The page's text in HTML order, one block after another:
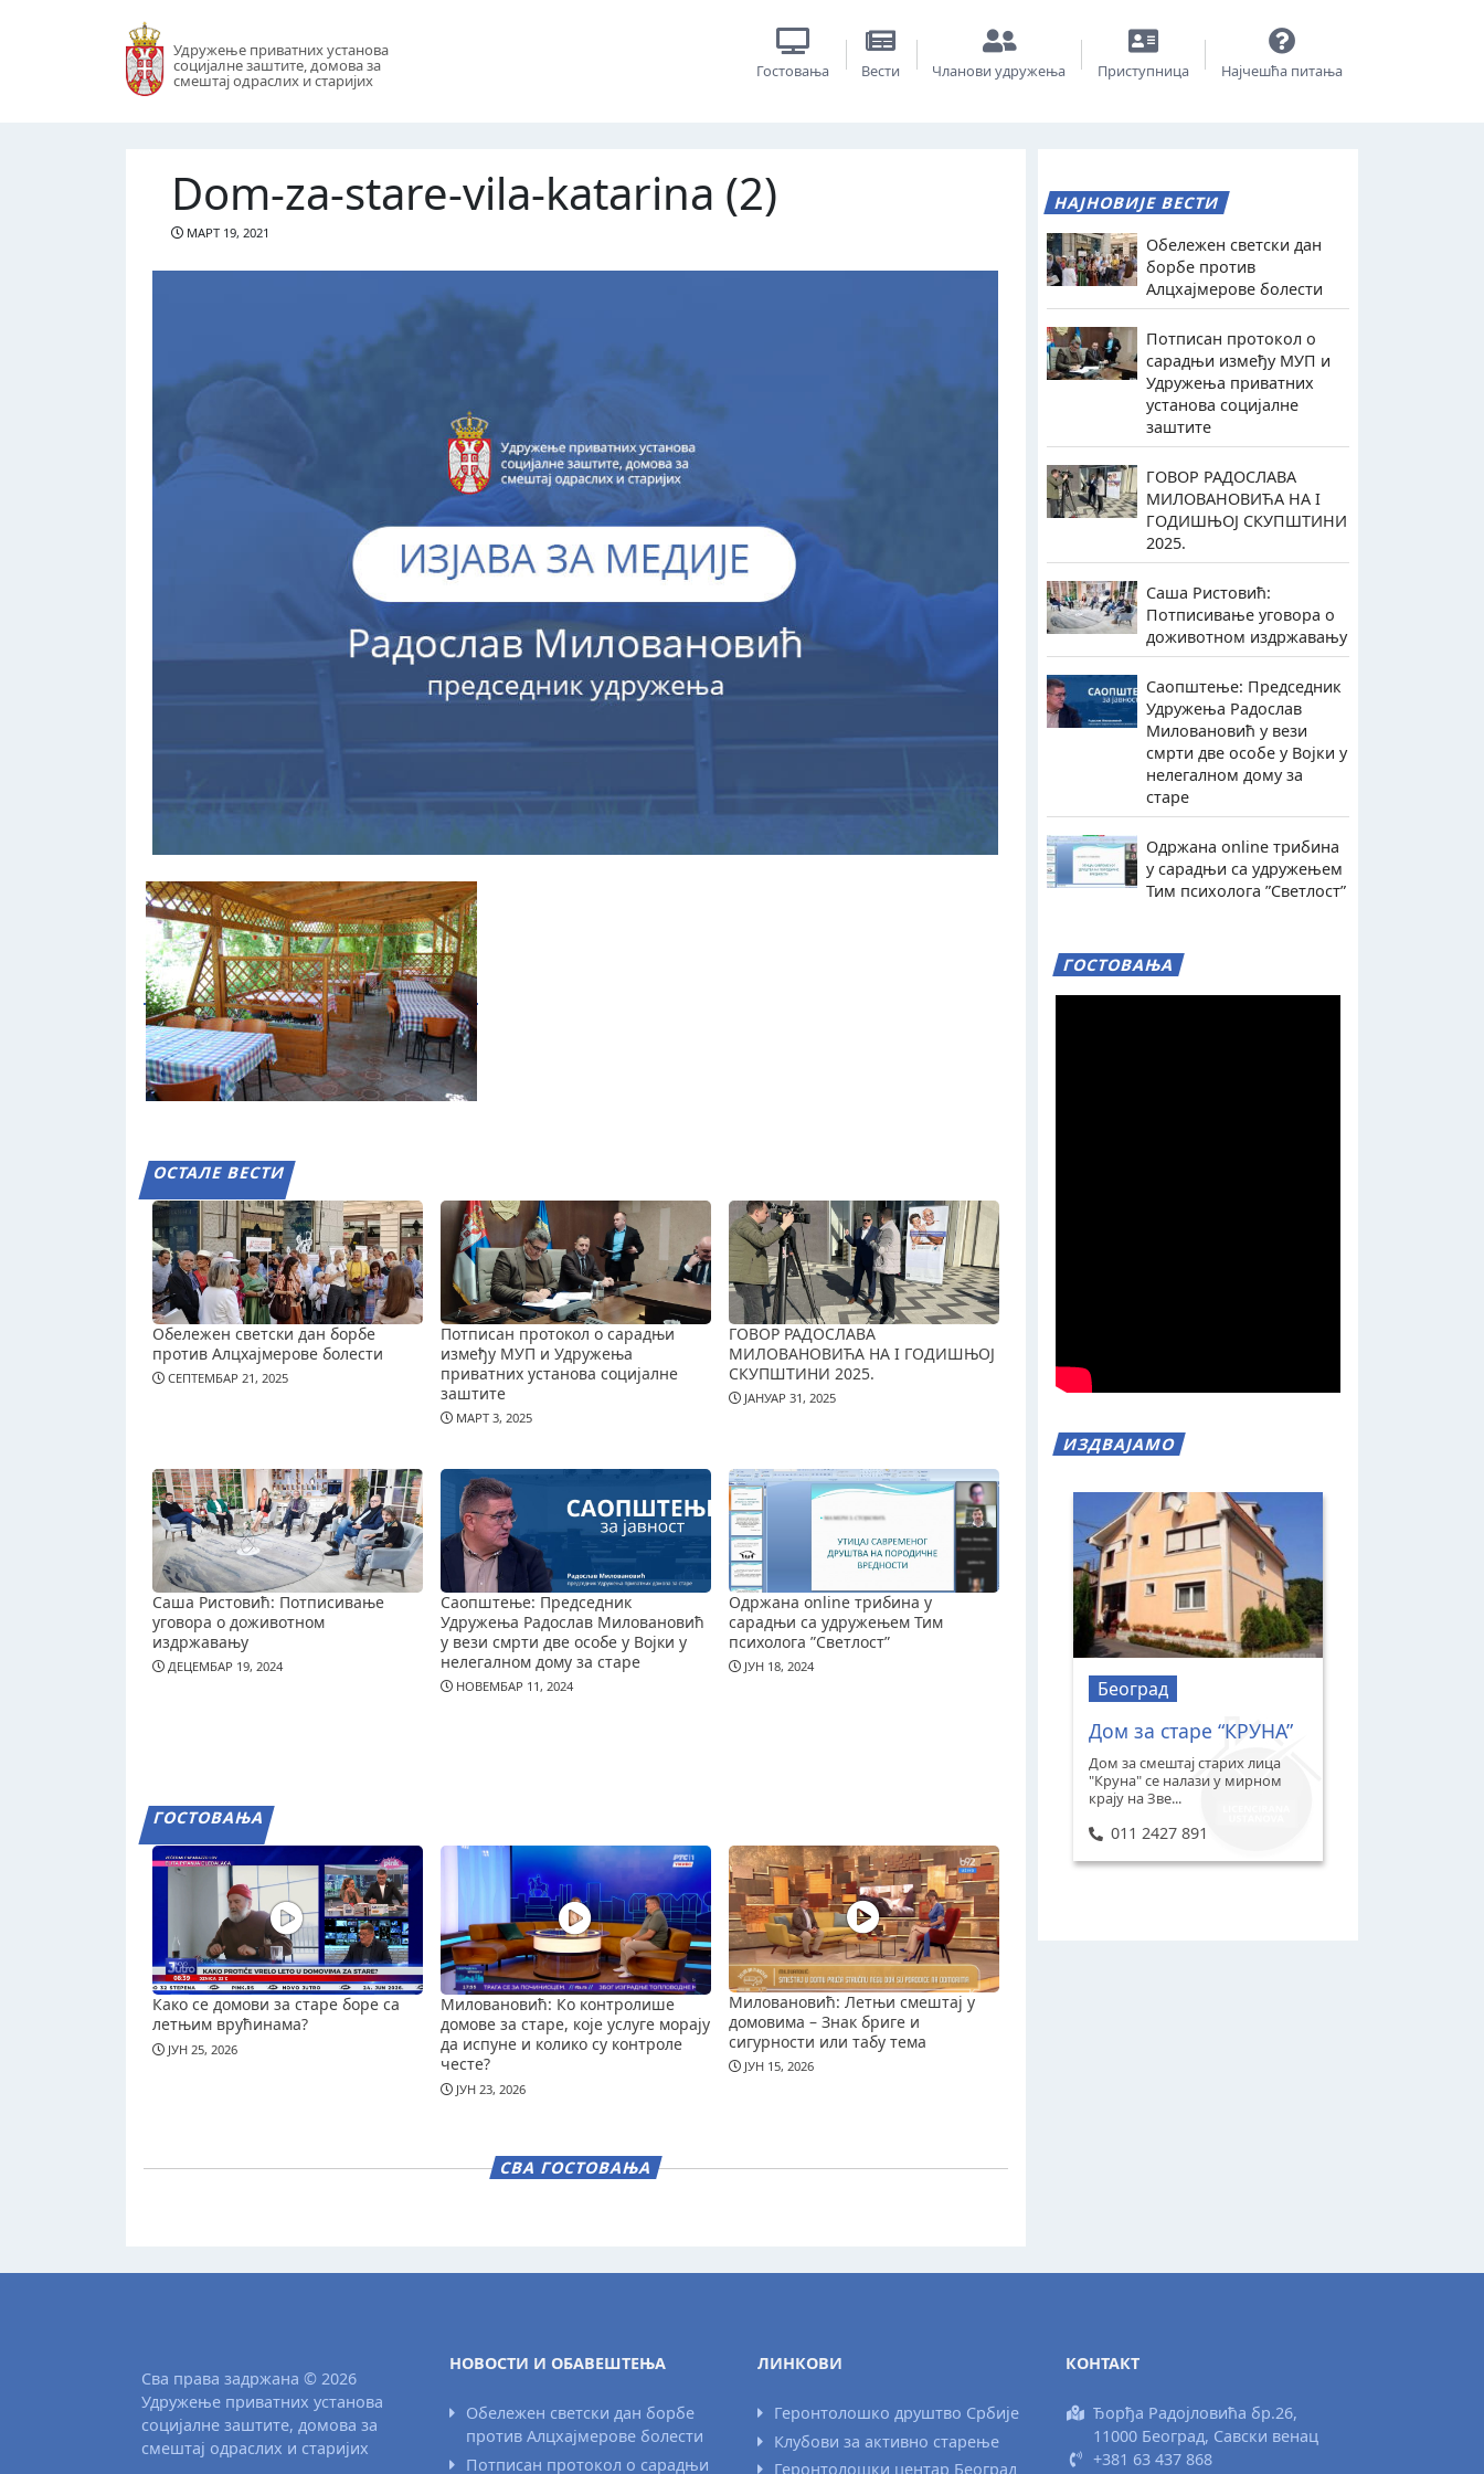
Удружење приватних установа
социјалне заштите, домова за
смештај одраслих и старијих
Гостовања Вести Чланови удружења Приступница Најчешћа питања
Dom-za-stare-vila-katarina (2)
МАРТ 19, 2021
ОСТАЛЕ ВЕСТИ
Обележен светски дан борбе
против Алцхајмерове болести
СЕПТЕМБАР 21, 2025
Потписан протокол о сарадњи
између МУП и Удружења
приватних установа социјалне
заштите
МАРТ 3, 2025
ГОВОР РАДОСЛАВА
МИЛОВАНОВИЋА НА I ГОДИШЊОЈ
СКУПШТИНИ 2025.
ЈАНУАР 31, 2025
Саша Ристовић: Потписивање
уговора о доживотном
издржавању
ДЕЦЕМБАР 19, 2024
Саопштење: Председник
Удружења Радослав Миловановић
у вези смрти две особе у Војки у
нелегалном дому за старе
НОВЕМБАР 11, 2024
Одржана online трибина у
сарадњи са удружењем Тим
психолога ”Светлост”
ЈУН 18, 2024
ГОСТОВАЊА
Како се домови за старе боре са
летњим врућинама?
ЈУН 25, 2026
Миловановић: Ко контролише
домове за старе, које услуге морају
да испуне и колико су контроле
честе?
ЈУН 23, 2026
Миловановић: Летњи смештај у
домовима – Знак бриге и
сигурности или табу тема
ЈУН 15, 2026
СВА ГОСТОВАЊА
НАЈНОВИЈЕ ВЕСТИ
Обележен светски дан
борбе против
Алцхајмерове болести
Потписан протокол о
сарадњи између МУП и
Удружења приватних
установа социјалне
заштите
ГОВОР РАДОСЛАВА
МИЛОВАНОВИЋА НА I
ГОДИШЊОЈ СКУПШТИНИ
2025.
Саша Ристовић:
Потписивање уговора о
доживотном издржавању
Саопштење: Председник
Удружења Радослав
Миловановић у вези
смрти две особе у Војки у
нелегалном дому за
старе
Одржана online трибина
у сарадњи са удружењем
Тим психолога ”Светлост”
ГОСТОВАЊА
ИЗДВАЈАМО
Београд
Дом за старе “КРУНА”
Дом за смештај старих лица
"Круна" се налази у мирном
крају на Зве...
011 2427 891
Сва права задржана © 2026
Удружење приватних установа
социјалне заштите, домова за
смештај одраслих и старијих
НОВОСТИ И ОБАВЕШТЕЊА
Обележен светски дан борбе
против Алцхајмерове болести
Потписан протокол о сарадњи
ЛИНКОВИ
Геронтолошко друштво Србије
Клубови за активно старење
Геронтолошки центар Београд
КОНТАКТ
Ђорђа Радојловића бр.26,
11000 Београд, Савски венац
+381 63 437 868